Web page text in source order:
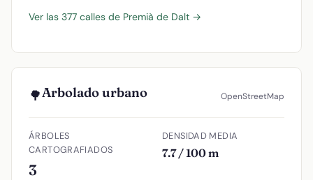
Ver las 377 calles de Premià de Dalt →
🌳Arbolado urbano OpenStreetMap
ÁRBOLES
CARTOGRAFIADOS
3
DENSIDAD MEDIA
7.7 / 100 m